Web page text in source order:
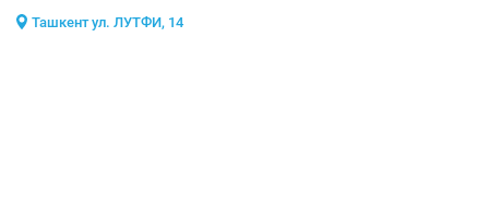
Ташкент ул. ЛУТФИ, 14